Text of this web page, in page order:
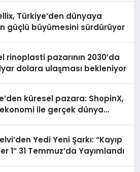
Türkiye’den dünyaya
güçlü büyümesini sürdürüyor
rinoplasti pazarının 2030’da
dolara ulaşması bekleniyor
küresel pazara: ShopinX,
ile gerçek dünya
Yedi Yeni Şarkı: “Kayıp
1” 31 Temmuz’da Yayımlandı